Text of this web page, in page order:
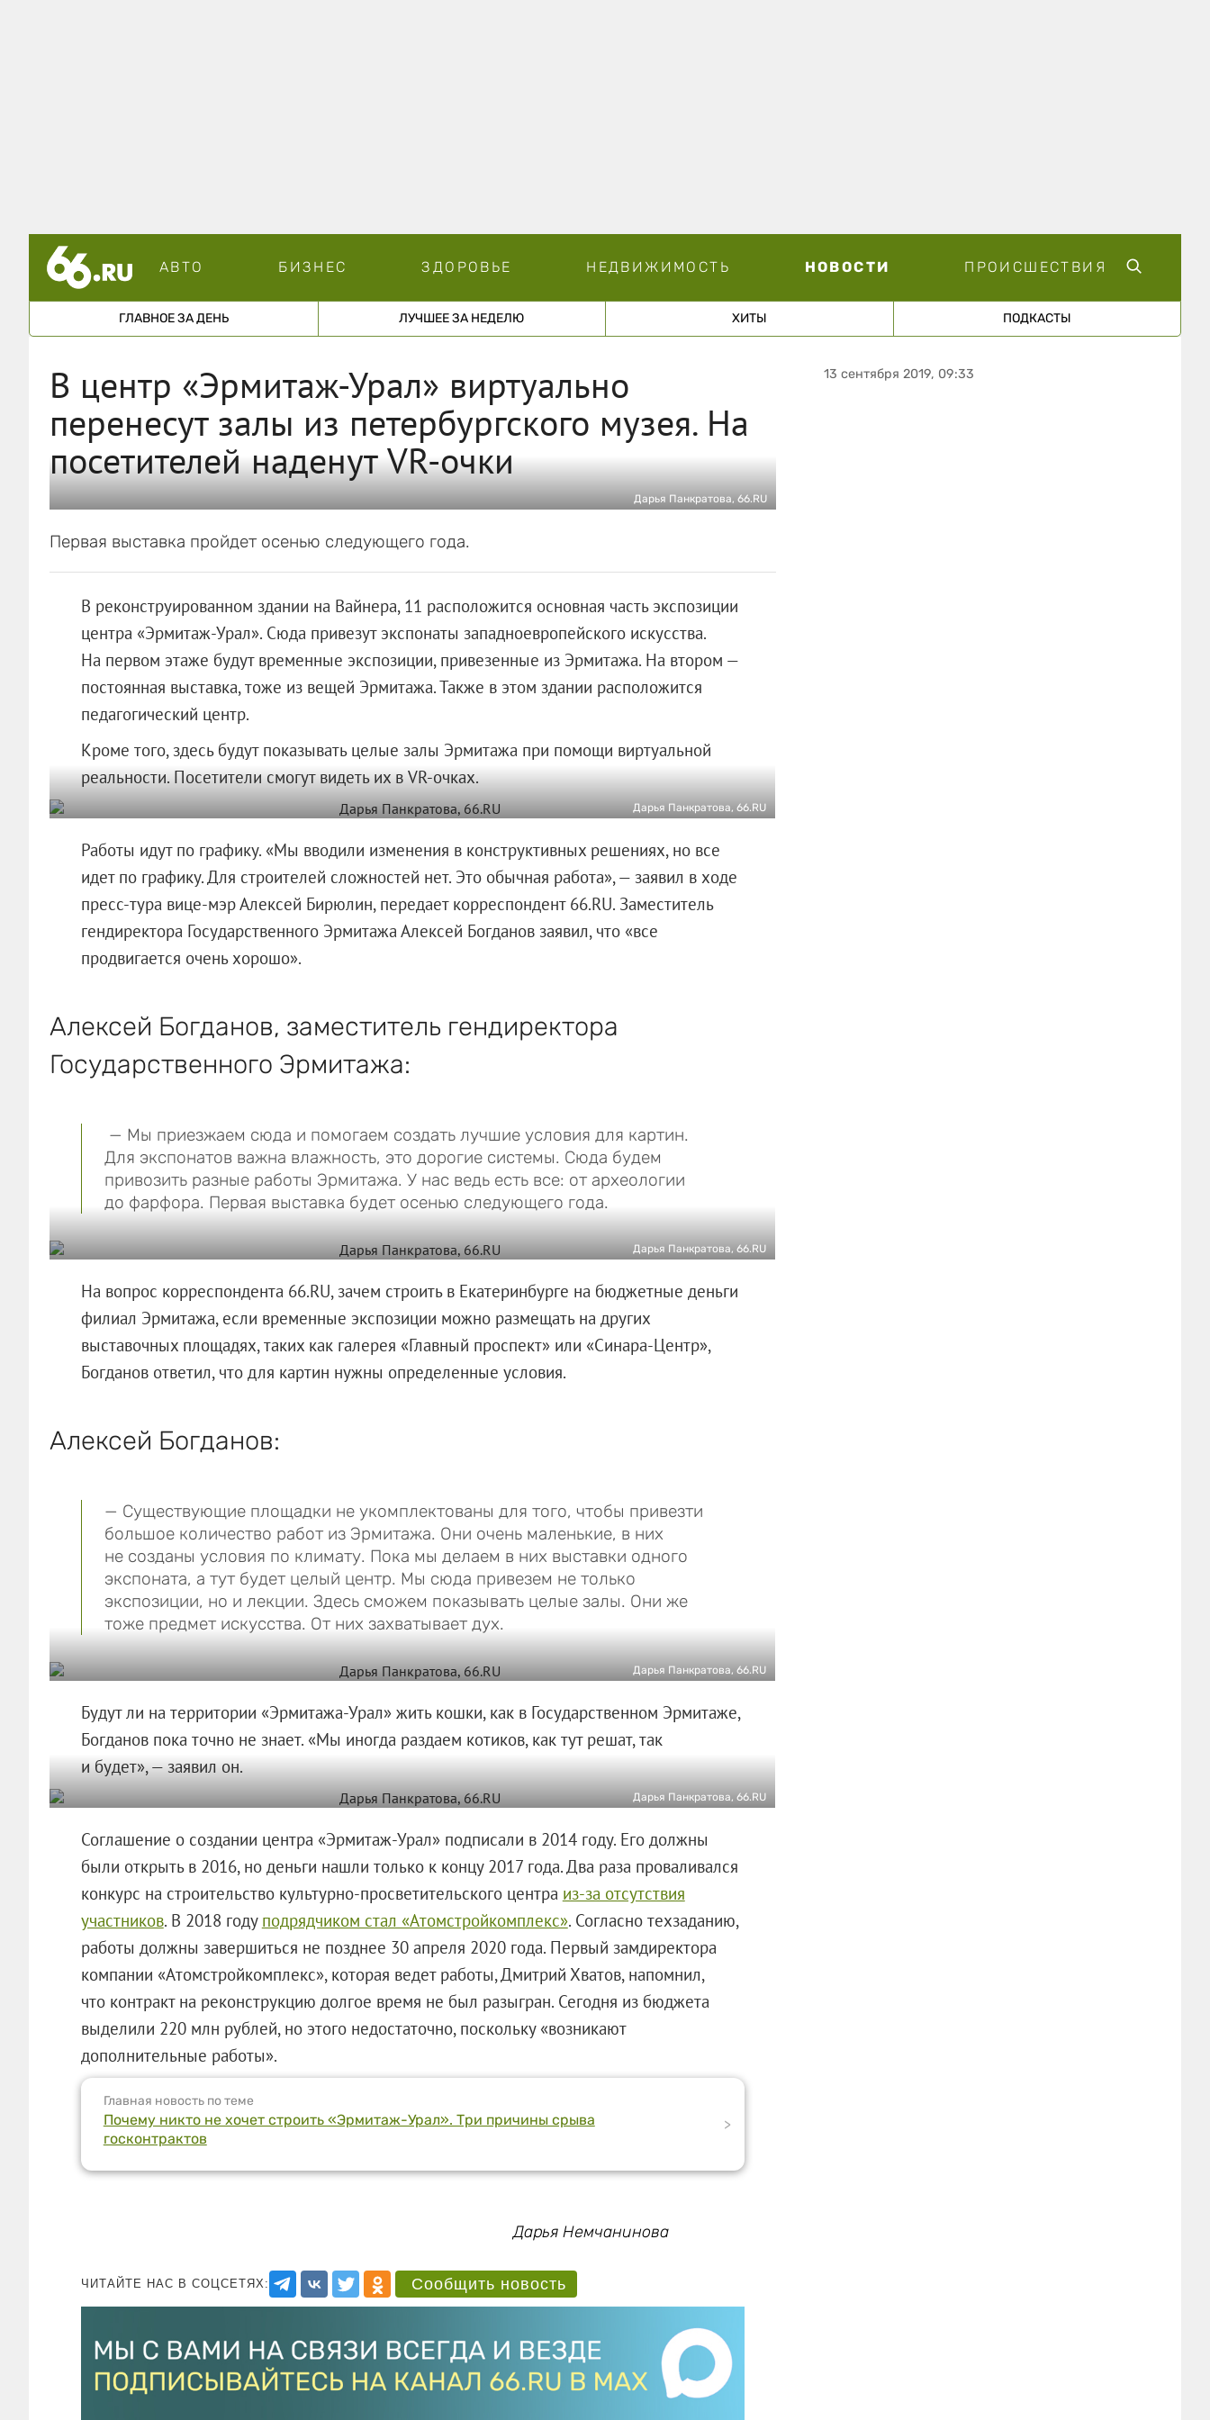
АВТО БИЗНЕС ЗДОРОВЬЕ НЕДВИЖИМОСТЬ НОВОСТИ ПРОИСШЕСТВИЯ
ГЛАВНОЕ ЗА ДЕНЬ ЛУЧШЕЕ ЗА НЕДЕЛЮ ХИТЫ ПОДКАСТЫ
В центр «Эрмитаж-Урал» виртуально
перенесут залы из петербургского музея. На
посетителей наденут VR-очки
Дарья Панкратова, 66.RU
Первая выставка пройдет осенью следующего года.
В реконструированном здании на Вайнера, 11 расположится основная часть экспозиции
центра «Эрмитаж-Урал». Сюда привезут экспонаты западноевропейского искусства.
На первом этаже будут временные экспозиции, привезенные из Эрмитажа. На втором —
постоянная выставка, тоже из вещей Эрмитажа. Также в этом здании расположится
педагогический центр.
Кроме того, здесь будут показывать целые залы Эрмитажа при помощи виртуальной
реальности. Посетители смогут видеть их в VR-очках.
Дарья Панкратова, 66.RU
Работы идут по графику. «Мы вводили изменения в конструктивных решениях, но все
идет по графику. Для строителей сложностей нет. Это обычная работа», — заявил в ходе
пресс-тура вице-мэр Алексей Бирюлин, передает корреспондент 66.RU. Заместитель
гендиректора Государственного Эрмитажа Алексей Богданов заявил, что «все
продвигается очень хорошо».
Алексей Богданов, заместитель гендиректора
Государственного Эрмитажа:
— Мы приезжаем сюда и помогаем создать лучшие условия для картин.
Для экспонатов важна влажность, это дорогие системы. Сюда будем
привозить разные работы Эрмитажа. У нас ведь есть все: от археологии
до фарфора. Первая выставка будет осенью следующего года.
Дарья Панкратова, 66.RU
На вопрос корреспондента 66.RU, зачем строить в Екатеринбурге на бюджетные деньги
филиал Эрмитажа, если временные экспозиции можно размещать на других
выставочных площадях, таких как галерея «Главный проспект» или «Синара-Центр»,
Богданов ответил, что для картин нужны определенные условия.
Алексей Богданов:
— Существующие площадки не укомплектованы для того, чтобы привезти
большое количество работ из Эрмитажа. Они очень маленькие, в них
не созданы условия по климату. Пока мы делаем в них выставки одного
экспоната, а тут будет целый центр. Мы сюда привезем не только
экспозиции, но и лекции. Здесь сможем показывать целые залы. Они же
тоже предмет искусства. От них захватывает дух.
Дарья Панкратова, 66.RU
Будут ли на территории «Эрмитажа-Урал» жить кошки, как в Государственном Эрмитаже,
Богданов пока точно не знает. «Мы иногда раздаем котиков, как тут решат, так
и будет», — заявил он.
Дарья Панкратова, 66.RU
Соглашение о создании центра «Эрмитаж-Урал» подписали в 2014 году. Его должны
были открыть в 2016, но деньги нашли только к концу 2017 года. Два раза проваливался
конкурс на строительство культурно-просветительского центра из-за отсутствия
участников. В 2018 году подрядчиком стал «Атомстройкомплекс». Согласно техзаданию,
работы должны завершиться не позднее 30 апреля 2020 года. Первый замдиректора
компании «Атомстройкомплекс», которая ведет работы, Дмитрий Хватов, напомнил,
что контракт на реконструкцию долгое время не был разыгран. Сегодня из бюджета
выделили 220 млн рублей, но этого недостаточно, поскольку «возникают
дополнительные работы».
Главная новость по теме
Почему никто не хочет строить «Эрмитаж-Урал». Три причины срыва
госконтрактов
>
Дарья Немчанинова
ЧИТАЙТЕ НАС В СОЦСЕТЯХ: Сообщить новость
13 сентября 2019, 09:33